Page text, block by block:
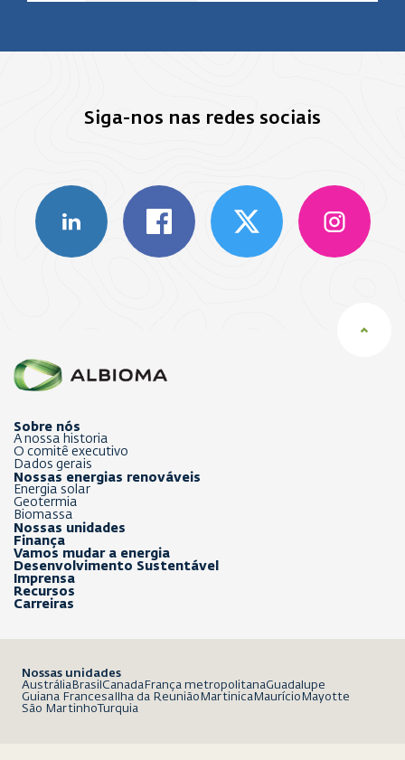
Siga-nos nas redes sociais
Sobre nós
A nossa historia
O comitê executivo
Dados gerais
Nossas energias renováveis
Energia solar
Geotermia
Biomassa
Nossas unidades
Finança
Vamos mudar a energia
Desenvolvimento Sustentável
Imprensa
Recursos
Carreiras
Nossas unidades
Austrália Brasil Canada França metropolitanaGuadalupe
Guiana Francesa Ilha da Reunião Martinica Maurício Mayotte
São MartinhoTurquia